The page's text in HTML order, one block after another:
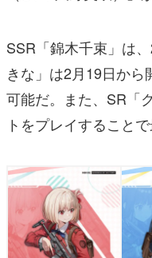
SSR「錦木千束」は
きな」は2月19日か
可能だ。また、SR「
トをプレイすること